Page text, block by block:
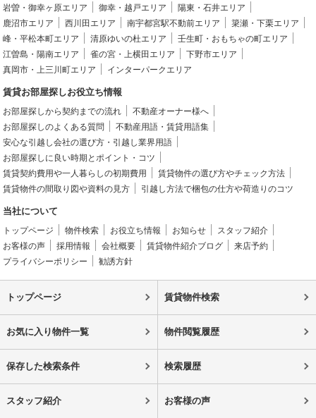
岩曽・御幸ヶ原エリア
御幸・越戸エリア
陽東・石井エリア
鹿沼市エリア
西川田エリア 南宇都宮駅不動前エリア
簗瀬・下栗エリア
峰・平松本町エリア
清原ゆいの杜エリア
壬生町・おもちゃの町エリア
江曽島・陽南エリア
雀の宮・上横田エリア
下野市エリア
真岡市・上三川町エリア
インターパークエリア
賃貸お部屋探しお役立ち情報
お部屋探しから契約までの流れ
不動産オーナー様へ
お部屋探しのよくある質問
不動産用語・賃貸用語集
安心な引越し会社の選び方・引越し業界用語
お部屋探しに良い時期とポイント・コツ
賃貸契約費用や一人暮らしの初期費用
賃貸物件の選び方やチェック方法
賃貸物件の間取り図や資料の見方
引越し方法で梱包の仕方や荷造りのコツ
当社について
トップページ 物件検索 お役立ち情報 お知らせ
スタッフ紹介
お客様の声
採用情報 会社概要 賃貸物件紹介ブログ
来店予約
プライバシーポリシー
勧誘方針
トップページ 賃貸物件検索
お気に入り物件一覧 物件閲覧履歴
保存した検索条件 検索履歴
スタッフ紹介 お客様の声